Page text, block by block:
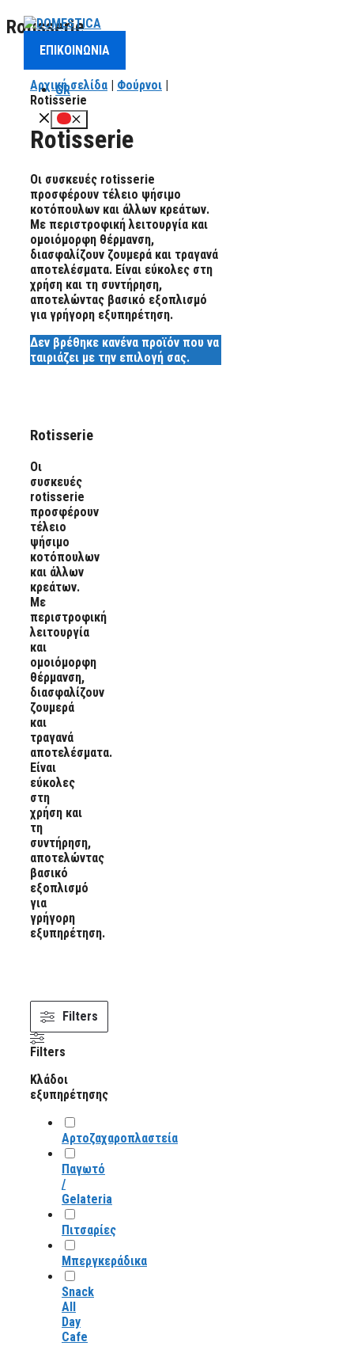
Μετάβαση
σε
περιεχόμενοΕΠΙΚΟΙΝΩΝΙΑ
GR
Rotisserie
Αρχική σελίδα | Φούρνοι |
Rotisserie
Rotisserie
Οι συσκευές rotisserie
προσφέρουν τέλειο ψήσιμο
κοτόπουλων και άλλων κρεάτων.
Με περιστροφική λειτουργία και
ομοιόμορφη θέρμανση,
διασφαλίζουν ζουμερά και τραγανά
αποτελέσματα. Είναι εύκολες στη
χρήση και τη συντήρηση,
αποτελώντας βασικό εξοπλισμό
για γρήγορη εξυπηρέτηση.
Δεν βρέθηκε κανένα προϊόν που να
ταιριάζει με την επιλογή σας.
Rotisserie
Οι
συσκευές
rotisserie
προσφέρουν
τέλειο
ψήσιμο
κοτόπουλων
και άλλων
κρεάτων.
Με
περιστροφική
λειτουργία
και
ομοιόμορφη
θέρμανση,
διασφαλίζουν
ζουμερά
και
τραγανά
αποτελέσματα.
Είναι
εύκολες
στη
χρήση και
τη
συντήρηση,
αποτελώντας
βασικό
εξοπλισμό
για
γρήγορη
εξυπηρέτηση.
Filters
Filters
Κλάδοι
εξυπηρέτησης
Αρτοζαχαροπλαστεία
Παγωτό
/
Gelateria
Πιτσαρίες
Μπεργκεράδικα
Snack
All
Day
Cafe